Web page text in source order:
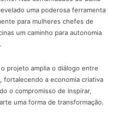
uma poderosa ferramenta
para mulheres chefes de
um caminho para autonomia
projeto amplia o diálogo entre
fortalecendo a economia criativa
o compromisso de inspirar,
uma forma de transformação.